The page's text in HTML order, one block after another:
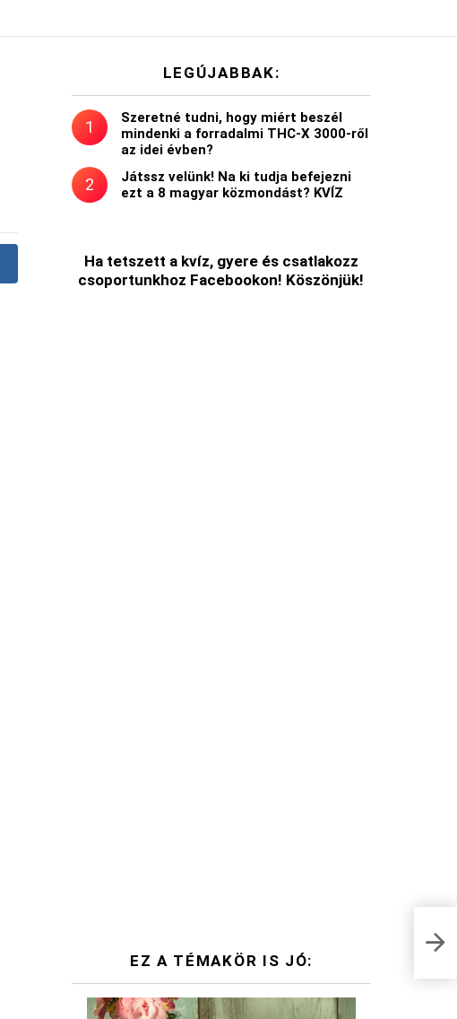
LEGÚJABBAK:
Szeretné tudni, hogy miért beszél
mindenki a forradalmi THC-X 3000-ről
az idei évben?
Játssz velünk! Na ki tudja befejezni
ezt a 8 magyar közmondást? KVÍZ
Ha tetszett a kvíz, gyere és csatlakozz
csoportunkhoz Facebookon! Köszönjük!
EZ A TÉMAKÖR IS JÓ: